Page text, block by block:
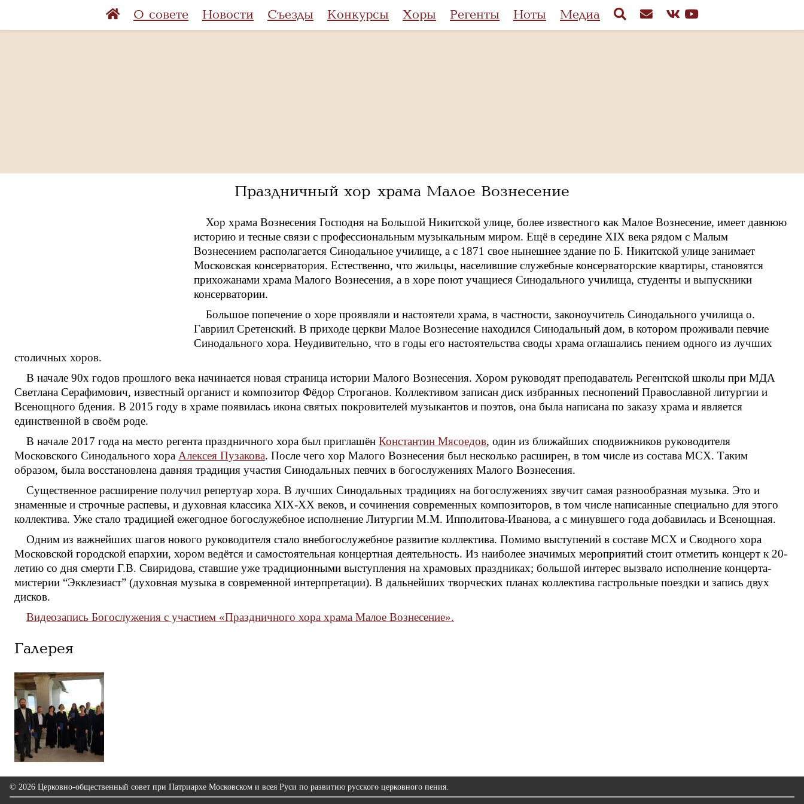
О совете Новости Съезды Конкурсы Хоры Регенты Ноты Медиа
Праздничный хор храма Малое Вознесение
Хор храма Вознесения Господня на Большой Никитской улице, более известного как Малое Вознесение, имеет давнюю
историю и тесные связи с профессиональным музыкальным миром. Ещё в середине XIX века рядом с Малым
Вознесением располагается Синодальное училище, а с 1871 свое нынешнее здание по Б. Никитской улице занимает
Московская консерватория. Естественно, что жильцы, населившие служебные консерваторские квартиры, становятся
прихожанами храма Малого Вознесения, а в хоре поют учащиеся Синодального училища, студенты и выпускники
консерватории.
Большое попечение о хоре проявляли и настоятели храма, в частности, законоучитель Синодального училища о.
Гавриил Сретенский. В приходе церкви Малое Вознесение находился Синодальный дом, в котором проживали певчие
Синодального хора. Неудивительно, что в годы его настоятельства своды храма оглашались пением одного из лучших
столичных хоров.
В начале 90х годов прошлого века начинается новая страница истории Малого Вознесения. Хором руководят преподаватель Регентской школы при МДА
Светлана Серафимович, известный органист и композитор Фёдор Строганов. Коллективом записан диск избранных песнопений Православной литургии и
Всенощного бдения. В 2015 году в храме появилась икона святых покровителей музыкантов и поэтов, она была написана по заказу храма и является
единственной в своём роде.
В начале 2017 года на место регента праздничного хора был приглашён Константин Мясоедов, один из ближайших сподвижников руководителя
Московского Синодального хора Алексея Пузакова. После чего хор Малого Вознесения был несколько расширен, в том числе из состава МСХ. Таким
образом, была восстановлена давняя традиция участия Синодальных певчих в богослужениях Малого Вознесения.
Существенное расширение получил репертуар хора. В лучших Синодальных традициях на богослужениях звучит самая разнообразная музыка. Это и
знаменные и строчные распевы, и духовная классика XIX-XX веков, и сочинения современных композиторов, в том числе написанные специально для этого
коллектива. Уже стало традицией ежегодное богослужебное исполнение Литургии М.М. Ипполитова-Иванова, а с минувшего года добавилась и Всенощная.
Одним из важнейших шагов нового руководителя стало внебогослужебное развитие коллектива. Помимо выступений в составе МСХ и Сводного хора
Московской городской епархии, хором ведётся и самостоятельная концертная деятельность. Из наиболее значимых мероприятий стоит отметить концерт к 20-
летию со дня смерти Г.В. Свиридова, ставшие уже традиционными выступления на храмовых праздниках; большой интерес вызвало исполнение концерта-
мистерии “Экклезиаст” (духовная музыка в современной интерпретации). В дальнейших творческих планах коллектива гастрольные поездки и запись двух
дисков.
Видеозапись Богослужения с участием «Праздничного хора храма Малое Вознесение».
Галерея
© 2026 Церковно-общественный совет при Патриархе Московском и всея Руси по развитию русского церковного пения.